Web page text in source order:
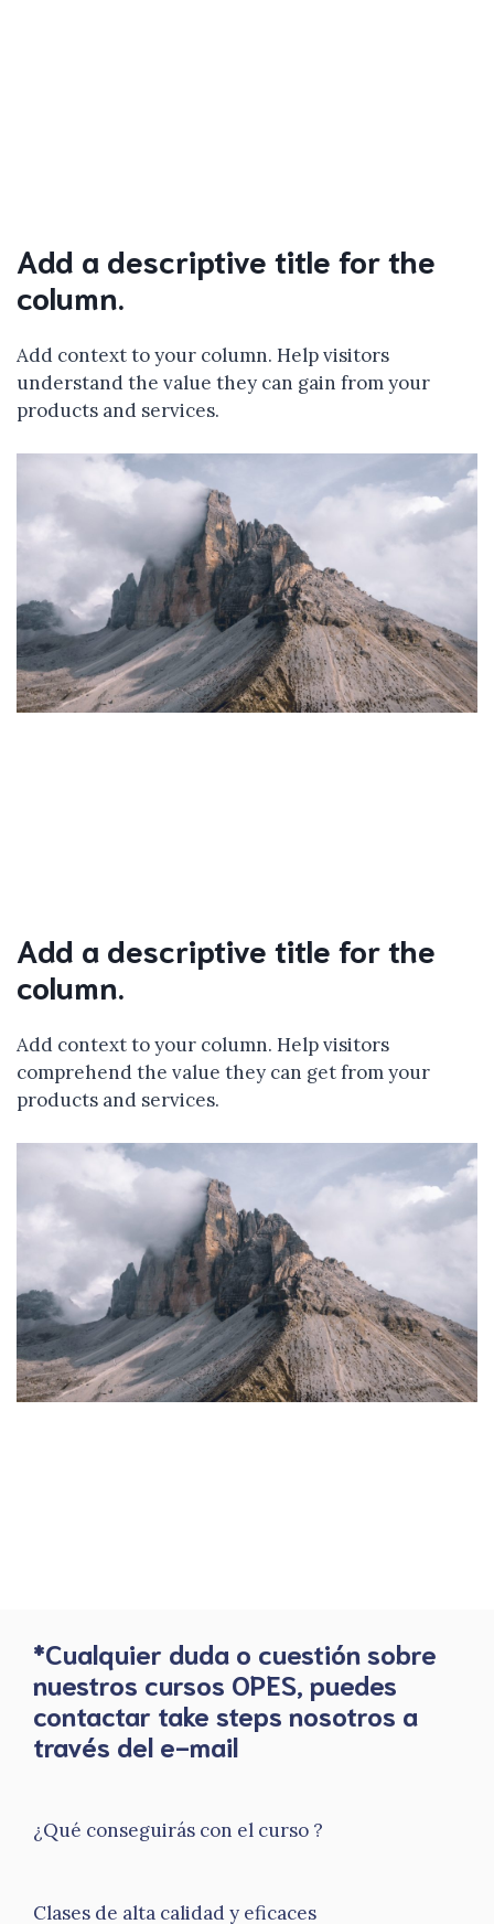
Add a descriptive title for the
column.
Add context to your column. Help visitors
understand the value they can gain from your
products and services.
Add a descriptive title for the
column.
Add context to your column. Help visitors
comprehend the value they can get from your
products and services.
*Cualquier duda o cuestión sobre
nuestros cursos OPES, puedes
contactar take steps nosotros a
través del e-mail
¿Qué conseguirás con el curso ?
Clases de alta calidad y eficaces